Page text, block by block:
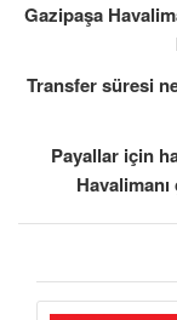
Gazipaşa
Transfer süresi
Payallar için